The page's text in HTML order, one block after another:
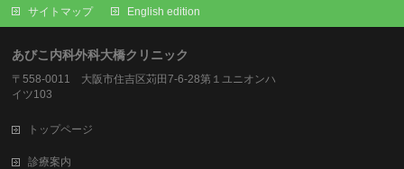
サイトマップ English edition
あびこ内科外科大橋クリニック
〒558-0011 大阪市住吉区苅田7-6-28第１ユニオンハ
イツ103
トップページ
診療案内